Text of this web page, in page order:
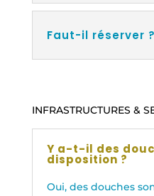
Faut-il réserver ?
INFRASTRUCTURES &
Y a-t-il des
disposition ?
Oui, des douches